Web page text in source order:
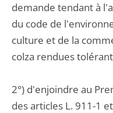
demande tendant à
du code de
culture et de la
colza rendues
2°) d'enjoindre au
des articles L. 911-1